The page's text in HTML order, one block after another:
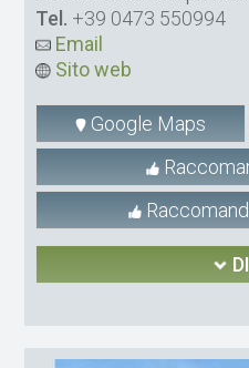
Tel. +39 0473 550994
Email
Sito web
Google Maps